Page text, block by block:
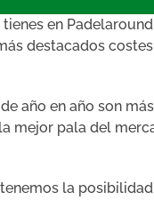
tienes en
destacados
año en año son
mejor pala del
la